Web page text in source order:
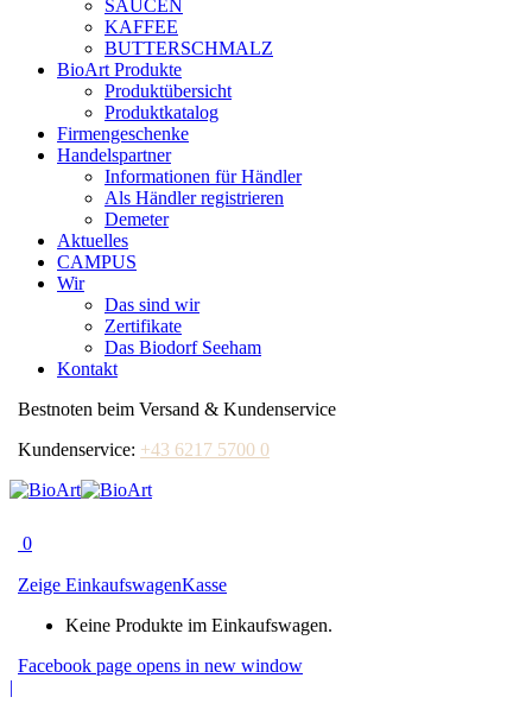
SAUCEN
KAFFEE
BUTTERSCHMALZ
BioArt Produkte
Produktübersicht
Produktkatalog
Firmengeschenke
Handelspartner
Informationen für Händler
Als Händler registrieren
Demeter
Aktuelles
CAMPUS
Wir
Das sind wir
Zertifikate
Das Biodorf Seeham
Kontakt
Bestnoten beim Versand & Kundenservice
Kundenservice: +43 6217 5700 0
0
Zeige EinkaufswagenKasse
Keine Produkte im Einkaufswagen.
Facebook page opens in new window
|